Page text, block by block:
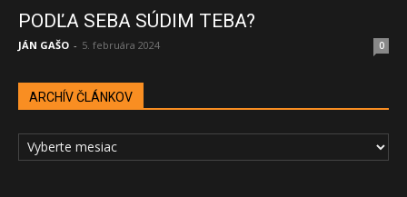
PODĽA SEBA SÚDIM TEBA?
JÁN GAŠO - 5. februára 2024 0
ARCHÍV ČLÁNKOV
ARCHÍV
ČLÁNKOV